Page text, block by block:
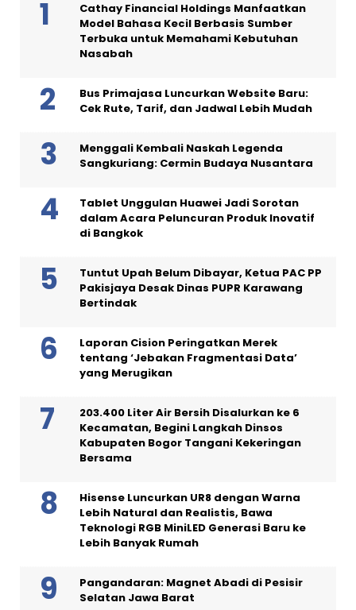
Cathay Financial Holdings Manfaatkan
Model Bahasa Kecil Berbasis Sumber
Terbuka untuk Memahami Kebutuhan
Nasabah
Bus Primajasa Luncurkan Website Baru:
Cek Rute, Tarif, dan Jadwal Lebih Mudah
Menggali Kembali Naskah Legenda
Sangkuriang: Cermin Budaya Nusantara
Tablet Unggulan Huawei Jadi Sorotan
dalam Acara Peluncuran Produk Inovatif
di Bangkok
Tuntut Upah Belum Dibayar, Ketua PAC PP
Pakisjaya Desak Dinas PUPR Karawang
Bertindak
Laporan Cision Peringatkan Merek
tentang ‘Jebakan Fragmentasi Data’
yang Merugikan
203.400 Liter Air Bersih Disalurkan ke 6
Kecamatan, Begini Langkah Dinsos
Kabupaten Bogor Tangani Kekeringan
Bersama
Hisense Luncurkan UR8 dengan Warna
Lebih Natural dan Realistis, Bawa
Teknologi RGB MiniLED Generasi Baru ke
Lebih Banyak Rumah
Pangandaran: Magnet Abadi di Pesisir
Selatan Jawa Barat